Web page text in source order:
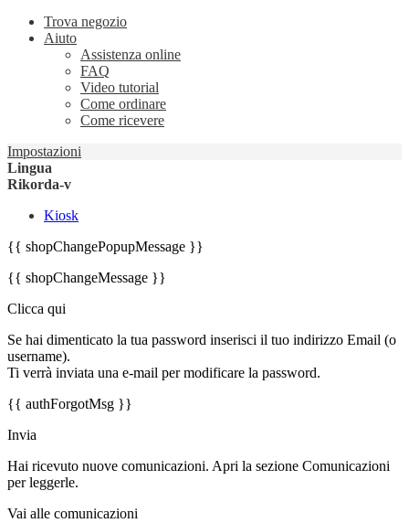
Trova negozio
Aiuto
Assistenza online
FAQ
Video tutorial
Come ordinare
Come ricevere
Impostazioni
Lingua
Rikorda-v
Kiosk
{{ shopChangePopupMessage }}
{{ shopChangeMessage }}
Clicca qui
Se hai dimenticato la tua password inserisci il tuo indirizzo Email (o
username).
Ti verrà inviata una e-mail per modificare la password.
{{ authForgotMsg }}
Invia
Hai ricevuto nuove comunicazioni. Apri la sezione Comunicazioni
per leggerle.
Vai alle comunicazioni